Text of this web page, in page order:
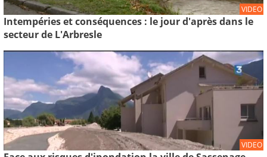
VIDEO
Intempéries et conséquences : le jour d'après dans le
secteur de L'Arbresle
VIDEO